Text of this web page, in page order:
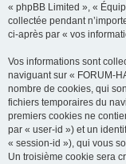
« phpBB Limited », «
collectée pendant
ci-après par « vos
Vos informations sont
naviguant sur « FORUM-
nombre de cookies, qui
fichiers temporaires du
premiers cookies ne
par « user-id ») et un
« session-id »), qui vous
Un troisième cookie sera